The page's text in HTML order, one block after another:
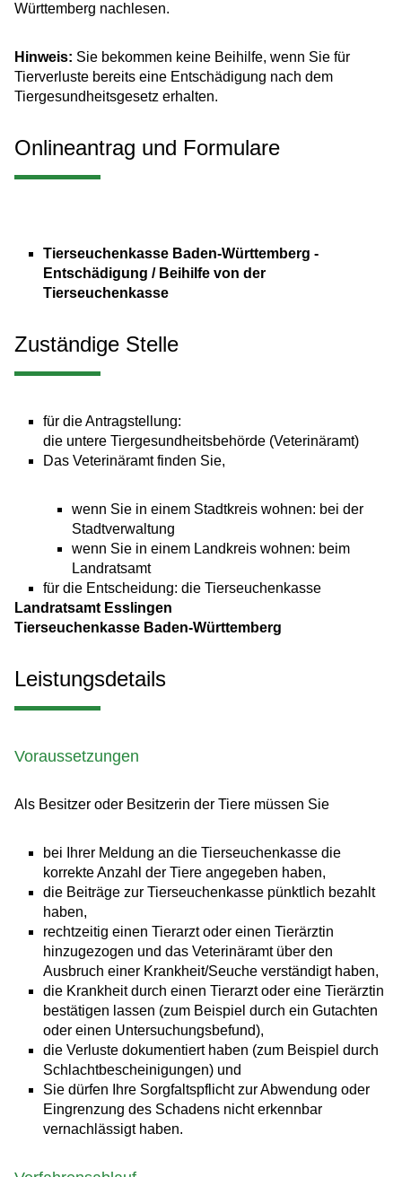
Württemberg nachlesen.
Hinweis: Sie bekommen keine Beihilfe, wenn Sie für
Tierverluste bereits eine Entschädigung nach dem
Tiergesundheitsgesetz erhalten.
Onlineantrag und Formulare
Tierseuchenkasse Baden-Württemberg -
Entschädigung / Beihilfe von der
Tierseuchenkasse
Zuständige Stelle
für die Antragstellung:
die untere Tiergesundheitsbehörde (Veterinäramt)
Das Veterinäramt finden Sie,
wenn Sie in einem Stadtkreis wohnen: bei der
Stadtverwaltung
wenn Sie in einem Landkreis wohnen: beim
Landratsamt
für die Entscheidung: die Tierseuchenkasse
Landratsamt Esslingen
Tierseuchenkasse Baden-Württemberg
Leistungsdetails
Voraussetzungen
Als Besitzer oder Besitzerin der Tiere müssen Sie
bei Ihrer Meldung an die Tierseuchenkasse die
korrekte Anzahl der Tiere angegeben haben,
die Beiträge zur Tierseuchenkasse pünktlich bezahlt
haben,
rechtzeitig einen Tierarzt oder einen Tierärztin
hinzugezogen und das Veterinäramt über den
Ausbruch einer Krankheit/Seuche verständigt haben,
die Krankheit durch einen Tierarzt oder eine Tierärztin
bestätigen lassen (zum Beispiel durch ein Gutachten
oder einen Untersuchungsbefund),
die Verluste dokumentiert haben (zum Beispiel durch
Schlachtbescheinigungen) und
Sie dürfen Ihre Sorgfaltspflicht zur Abwendung oder
Eingrenzung des Schadens nicht erkennbar
vernachlässigt haben.